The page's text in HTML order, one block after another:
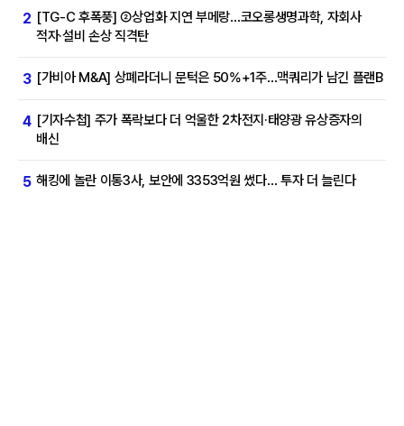
2 [TG-C 후폭풍] ②상업화 지연 부메랑…코오롱생명과학, 자회사
적자·설비 손상 직격탄
3 [가비아 M&A] 상폐라더니 문턱은 50%+1주…맥쿼리가 남긴 플랜B
4 [기자수첩] 주가 폭락보다 더 억울한 2차전지·태양광 유상증자의
배신
5 해킹에 놀란 이통3사, 보안에 3353억원 썼다… 투자 더 늘린다